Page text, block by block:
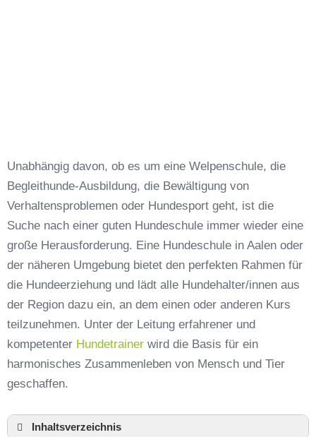
Unabhängig davon, ob es um eine Welpenschule, die
Begleithunde-Ausbildung, die Bewältigung von
Verhaltensproblemen oder Hundesport geht, ist die
Suche nach einer guten Hundeschule immer wieder eine
große Herausforderung. Eine Hundeschule in Aalen oder
der näheren Umgebung bietet den perfekten Rahmen für
die Hundeerziehung und lädt alle Hundehalter/innen aus
der Region dazu ein, an dem einen oder anderen Kurs
teilzunehmen. Unter der Leitung erfahrener und
kompetenter Hundetrainer wird die Basis für ein
harmonisches Zusammenleben von Mensch und Tier
geschaffen.
Inhaltsverzeichnis